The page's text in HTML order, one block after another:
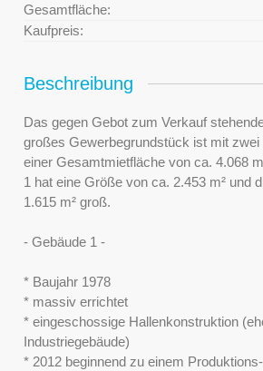
Gesamtfläche:
Kaufpreis:
Beschreibung
Das gegen Gebot zum Verkauf
großes Gewerbegrundstück ist mit zwei
einer Gesamtmietfläche von ca. 4.068
1 hat eine Größe von ca. 2.453 m² und
1.615 m² groß.
- Gebäude 1 -
* Baujahr 1978
* massiv errichtet
* eingeschossige Hallenkonstruktion
Industriegebäude)
* 2012 beginnend zu einem